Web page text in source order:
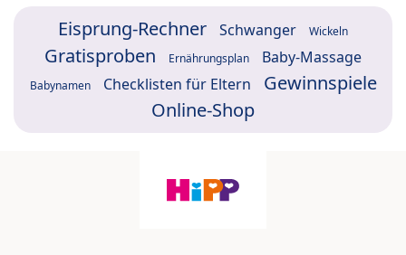
Eisprung-Rechner Schwanger Wickeln
Gratisproben Ernährungsplan Baby-Massage
Babynamen Checklisten für Eltern
Gewinnspiele
Online-Shop